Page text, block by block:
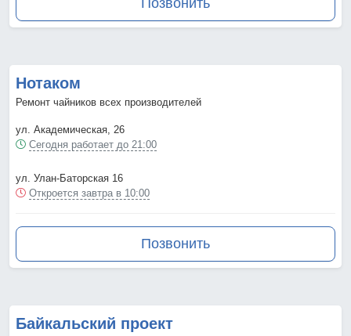
Позвонить
Нотаком
Ремонт чайников всех производителей
ул. Академическая, 26
Сегодня работает до 21:00
ул. Улан-Баторская 16
Откроется завтра в 10:00
Позвонить
Байкальский проект